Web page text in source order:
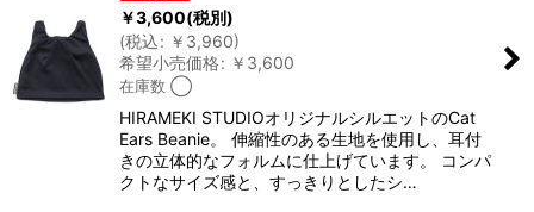
￥3,600(税別)
(税込: ￥ 3,960)
希望小売価格: ￥ 3,600
在庫数 ◯
HIRAMEKI STUDIOオリジナルシルエットのCat
Ears Beanie。 伸縮性のある生地を使用し、耳付
きの立体的なフォルムに仕上げています。 コンパ
クトなサイズ感と、すっきりとしたシ…